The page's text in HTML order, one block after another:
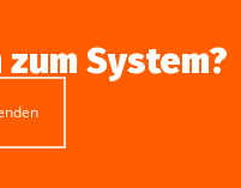
System?